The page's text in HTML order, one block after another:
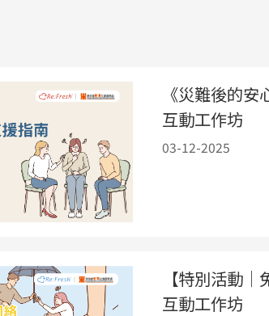
《災難後的
互動工作坊
03-12-2025
【特別活動
互動工作坊